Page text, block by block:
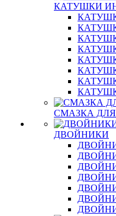
КАТУШКИ
СМАЗКА
ДВОЙНИКИ